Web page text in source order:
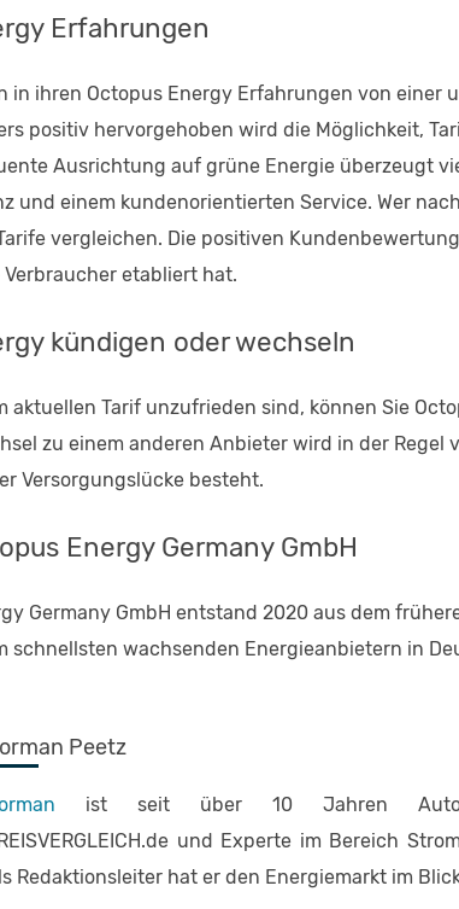
Erfahrungen
in ihren Octopus Energy Erfahrungen von
positiv hervorgehoben wird die Möglichkeit,
Ausrichtung auf grüne Energie überzeugt
und einem kundenorientierten Service. Wer
vergleichen. Die positiven
etabliert hat.
kündigen oder wechseln
aktuellen Tarif unzufrieden sind, können Sie
zu einem anderen Anbieter wird in der
Versorgungslücke besteht.
Energy Germany GmbH
Germany GmbH entstand 2020 aus dem
schnellsten wachsenden Energieanbietern in
Peetz
ist seit über 10 Jahren
und Experte im Bereich
Redaktionsleiter hat er den Energiemarkt im